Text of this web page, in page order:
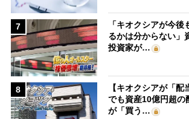
7
「キオクシアが今
るかは分からない」
投資家が…
8
【キオクシアが「
でも資産10億円超の
が「買う…